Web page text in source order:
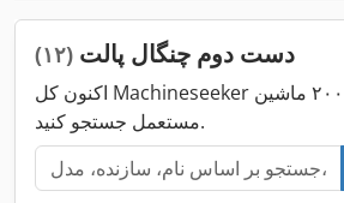
دست دوم چنگال پالت (۱۲)
اکنون کل Machineseeker را با بیش از ۲۰۰٬۰۰۰ ماشین
مستعمل جستجو کنید.